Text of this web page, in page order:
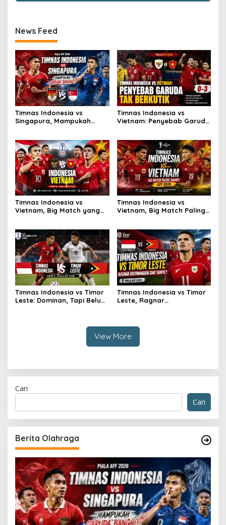
News Feed
Timnas Indonesia vs
Singapura, Mampukah
Timnas Indonesia vs
Vietnam: Penyebab Garuda
Timnas Indonesia vs
Vietnam, Big Match yang
Timnas Indonesia vs
Vietnam, Big Match Paling
Timnas Indonesia vs Timor
Leste: Dominan, Tapi Belum
Timnas Indonesia vs Timor
Leste, Ragnar
View More
Cari
Cari
Berita Olahraga